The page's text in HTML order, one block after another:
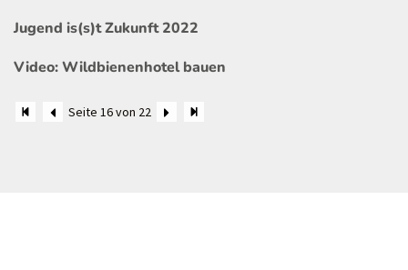
Jugend is(s)t Zukunft 2022
Video: Wildbienenhotel bauen
Seite 16 von 22